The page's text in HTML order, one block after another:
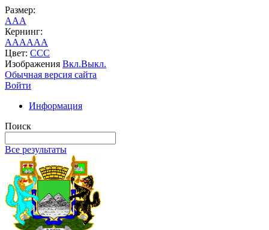
Размер:
AAA
Кернинг:
AAAAAA
Цвет: CCC
Изображения Вкл.Выкл.
Обычная версия сайта
Войти
Информация
Поиск
Все результаты